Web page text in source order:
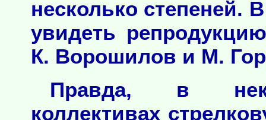
несколько степеней.
увидеть
К. Ворошилов и М.
Правда, в
коллективах